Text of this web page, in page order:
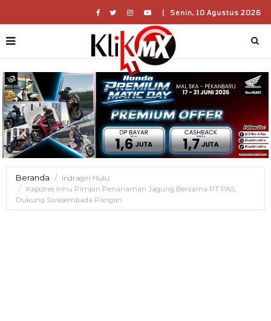
| Senin, 10 Agustus 2026
Beranda
Indragiri Hulu
Kapolres Inhu Pimpin Penanaman Jagung Bersama PT PAS,
Dukung Swasembada Pangan